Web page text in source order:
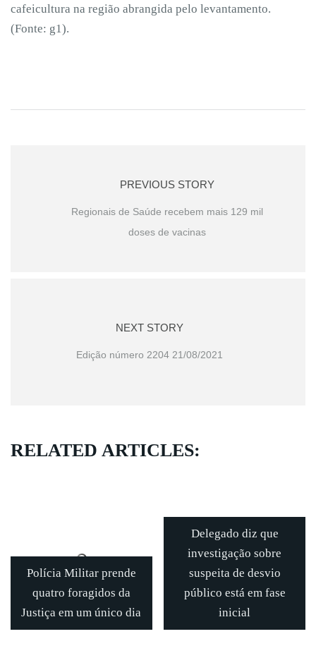
cafeicultura na região abrangida pelo levantamento.
(Fonte: g1).
PREVIOUS STORY
Regionais de Saúde recebem mais 129 mil
doses de vacinas
NEXT STORY
Edição número 2204 21/08/2021
RELATED ARTICLES:
Polícia Militar prende
quatro foragidos da
Justiça em um único dia
Delegado diz que
investigação sobre
suspeita de desvio
público está em fase
inicial